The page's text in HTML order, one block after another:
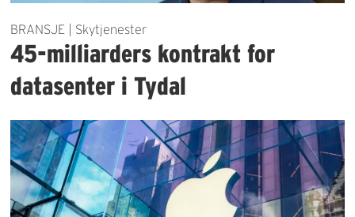
BRANSJE | Skytjenester
45-milliarders kontrakt for
datasenter i Tydal